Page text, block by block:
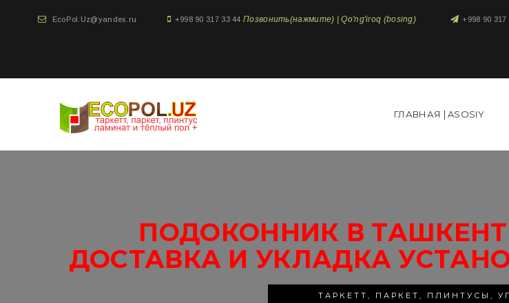
EcoPol.Uz@yandex.ru +998 90 317 33 44 Позвонить(нажмите) | Qo'ng'iroq (bosing) +998 90 317
ГЛАВНАЯ | ASOSIY
ПОДОКОННИК В
ДОСТАВКА И УКЛАДКА
ТАРКЕТТ, ПАРКЕТ, ПЛИНТУСЫ,